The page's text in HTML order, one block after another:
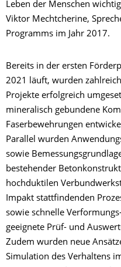
Leben der Menschen
Viktor Mechtcherine,
Programms im Jahr 2017.
Bereits in der ersten
2021 läuft, wurden
Projekte erfolgreich
mineralisch gebundene
Faserbewehrungen
Parallel wurden
sowie
bestehender
hochduktilen
Impakt stattfindenden
sowie schnelle
geeignete Prüf- und
Zudem wurden neue
Simulation des Verhaltens